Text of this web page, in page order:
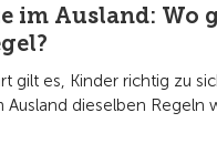
im Ausland: Wo
gilt es, Kinder richtig zu
dieselben Regeln